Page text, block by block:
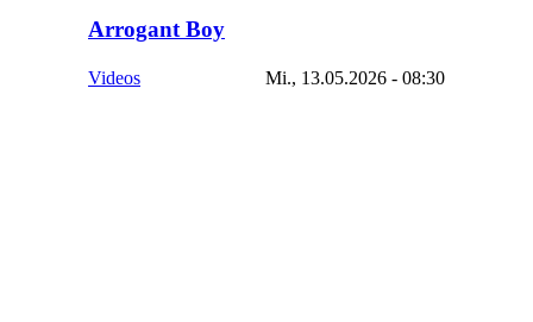
Arrogant Boy
Videos Mi., 13.05.2026 - 08:30